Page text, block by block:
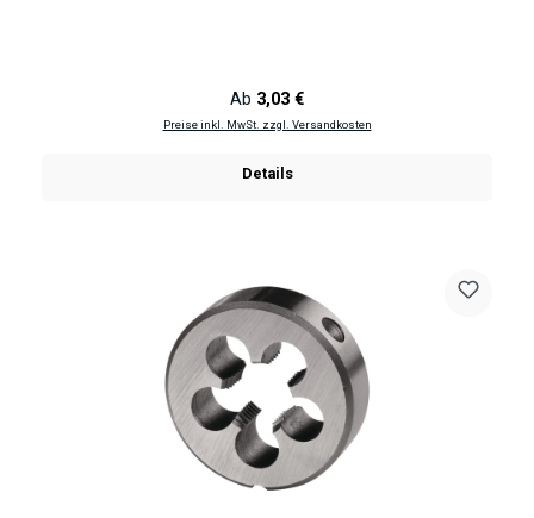
Regulärer Preis:
Ab 3,03 €
Preise inkl. MwSt. zzgl. Versandkosten
Details